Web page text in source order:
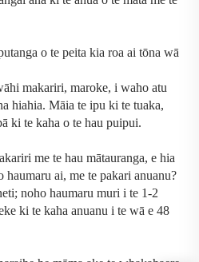
o te peita kia roa ai tōna wā
makariri, maroke, i waho atu
hiahia. Māia te ipu ki te tuaka,
ki te kaha o te hau puipui.
me te hau mātauranga, e hia
ai, me te pakari anuanu?
noho haumaru muri i te 1-2
ki te kaha anuanu i te wā e 48